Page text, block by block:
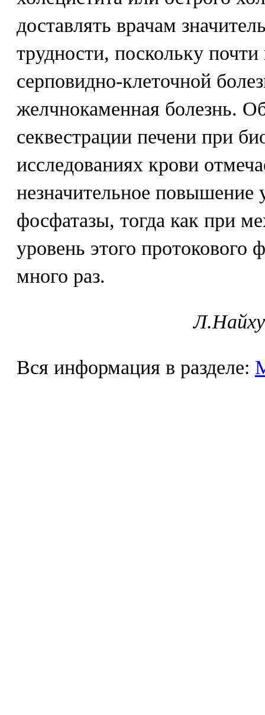
доставлять врачам
трудности, поскольку почти
серповидно-клеточной
желчнокаменная болезнь.
секвестрации печени при
исследованиях крови
незначительное повышение
фосфатазы, тогда как при
уровень этого протокового
много раз.
Вся информация в разделе: